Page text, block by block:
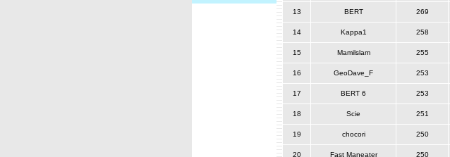
13 BERT 269
14 Kappa1 258
15 Mamilslam 255
16 GeoDave_F 253
17 BERT 6 253
18 Scie 251
19 chocori 250
20 Fast Maneater 250